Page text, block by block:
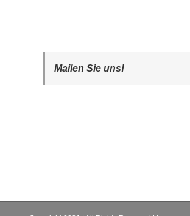
Mailen Sie uns!